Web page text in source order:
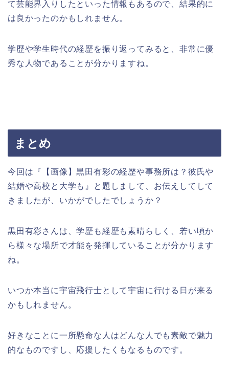
て芸能界入りしたといった情報もあるので、結果的に
は良かったのかもしれません。
学歴や学生時代の経歴を振り返ってみると、非常に優
秀な人物であることが分かりますね。
まとめ
今回は『【画像】黒田有彩の経歴や事務所は？彼氏や
結婚や高校と大学も』と題しまして、お伝えしてして
きましたが、いかがでしたでしょうか？
黒田有彩さんは、学歴も経歴も素晴らしく、若い頃か
ら様々な場所で才能を発揮していることが分かります
ね。
いつか本当に宇宙飛行士として宇宙に行ける日が来る
かもしれません。
好きなことに一所懸命な人はどんな人でも素敵で魅力
的なものですし、応援したくもなるものです。